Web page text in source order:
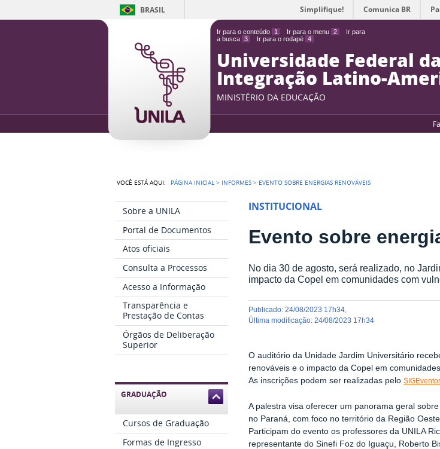
Ir para o conteúdo 1 Ir para o menu 2
Ir para
a busca 3 Ir para o rodapé 4
BRASIL Simplifique! Comunica BR
Universidade Federal da
Integração Latino-
MINISTÉRIO DA EDUCAÇÃO
VOCÊ ESTÁ AQUI: PÁGINA INICIAL > INFORMES > EVENTO SOBRE ENERGIAS RENOVÁVEIS
Sobre a UNILA
Portal de Documentos
Atos oficiais
Consulta a Processos
Acesso a Informação
Transparência e
Prestação de Contas
Órgãos de Deliberação
Superior
GRADUAÇÃO
Cursos de Graduação
Formas de Ingresso
INSTITUCIONAL
Evento sobre
No dia 30 de agosto, será realizado, no
impacto da Copel em comunidades com
publicado:24/08/2023 17h34
última modificação:24/08/2023 17h34
O auditório da Unidade Jardim Universitário
renováveis e o impacto da Copel em
As inscrições podem ser realizadas pelo
A palestra visa oferecer um panorama geral
no Paraná, com foco no território da Região
Participam do evento os professores da UNILA
representante do Sinefi Foz do Iguaçu, Roberto